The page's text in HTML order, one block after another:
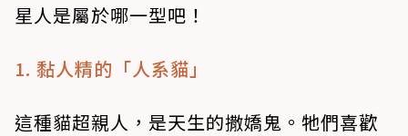
星人是屬於哪一型吧！
1. 黏人精的「人系貓」
這種貓超親人，是天生的撒嬌鬼。牠們喜歡